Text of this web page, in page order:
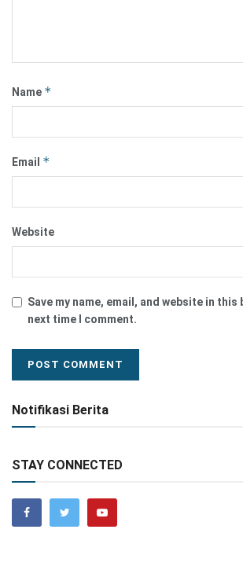
Name *
Email *
Website
Save my name, email, and website in
next time I comment.
Notifikasi Berita
STAY CONNECTED